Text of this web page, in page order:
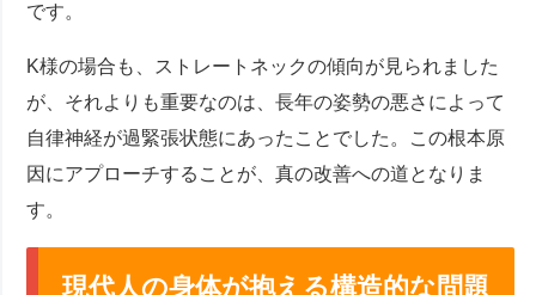
です。
K様の場合も、ストレートネックの傾向が見られました
が、それよりも重要なのは、長年の姿勢の悪さによって
自律神経が過緊張状態にあったことでした。この根本原
因にアプローチすることが、真の改善への道となりま
す。
現代人の身体が抱える構造的な問題